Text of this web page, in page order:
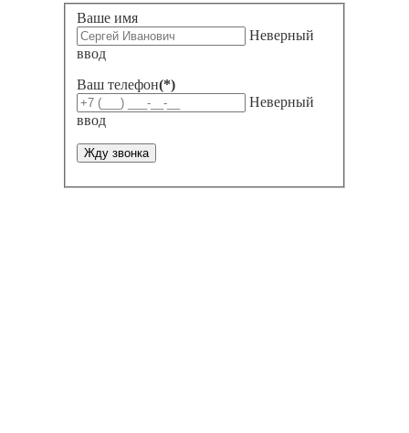
Ваше имя
Неверный
ввод
Ваш телефон(*)
Неверный
ввод
Жду звонка